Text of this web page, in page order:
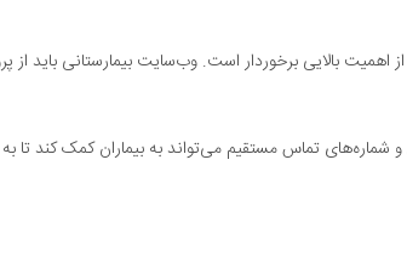
بالایی برخوردار است. وب‌سایت بیمارستانی باید
تماس مستقیم می‌تواند به بیماران کمک کند تا به